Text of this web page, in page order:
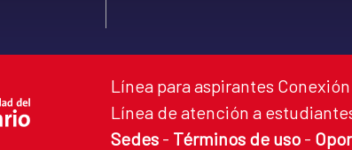
Línea para aspirantes Conexión
Línea de atención a
Sedes - Términos de uso -